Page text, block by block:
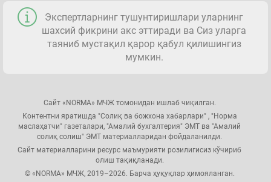
Экспертларнинг тушунтиришлари уларнинг
шахсий фикрини акс эттиради ва Сиз уларга
таяниб мустақил қарор қабул қилишингиз
мумкин.
Сайт «NORMA» МЧЖ томонидан ишлаб чиқилган.
Контентни яратишда "Солиқ ва божхона хабарлари" , "Норма
маслаҳатчи" газеталари, "Амалий бухгалтерия" ЭМТ ва "Амалий
солиқ солиш" ЭМТ материалларидан фойдаланилди.
Сайт материалларини ресурс маъмурияти розилигисиз кўчириб
олиш тақиқланади.
© «NORMA» МЧЖ, 2019–2026. Барча ҳуқуқлар ҳимояланган.